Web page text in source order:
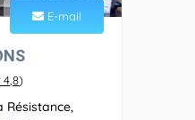
E-mail
4,8)
Résistance,